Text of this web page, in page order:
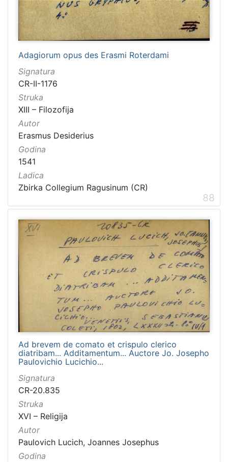
Adagiorum opus des Erasmi Roterdami
Signatura
CR-II-1176
Struka
XIII – Filozofija
Autor
Erasmus Desiderius
Godina
1541
Ladica
Zbirka Collegium Ragusinum (CR)
88
Ad brevem de comato et crispulo clerico
diatribam... Additamentum... Auctore Jo. Josepho
Paulovichio Lucichio...
Signatura
CR-20.835
Struka
XVI – Religija
Autor
Paulovich Lucich, Joannes Josephus
Godina